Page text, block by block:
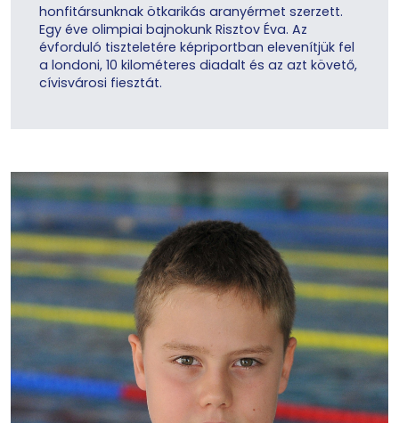
honfitársunknak ötkarikás aranyérmet szerzett.
Egy éve olimpiai bajnokunk Risztov Éva. Az
évforduló tiszteletére képriportban elevenítjük fel
a londoni, 10 kilométeres diadalt és az azt követő,
cívisvárosi fiesztát.